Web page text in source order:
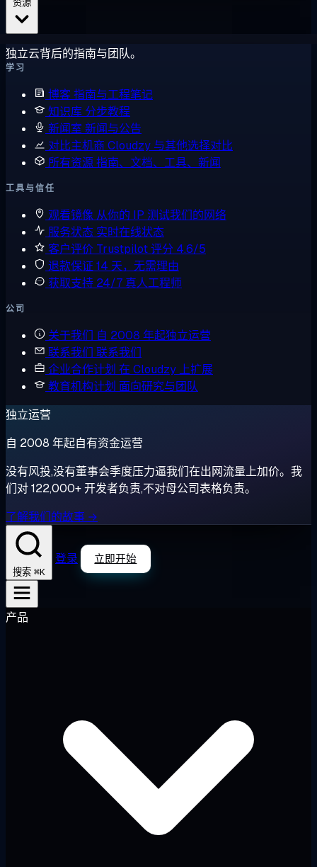
独立云背后的指南与团队。
学习
博客指南与工程笔记
知识库 分步教程
新闻室 新闻与公告
对比主机商 Cloudzy 与其他选择对比
所有资源指南、文档、工具、新闻
工具与信任
观看镜像 从你的 IP 测试我们的网络
服务状态 实时在线状态
客户评价 Trustpilot 评分 4.6/5
退款保证 14 天，无需理由
获取支持 24/7 真人工程师
公司
关于我们 自 2008 年起独立运营
联系我们 联系我们
企业合作计划 在 Cloudzy 上扩展
教育机构计划 面向研究与团队
独立运营
自 2008 年起自有资金运营
没有风投,没有董事会季度压力逼我们在出网流量上加价。我
们对 122,000+ 开发者负责,不对母公司表格负责。
了解我们的故事 →
搜索 ⌘K
登录 立即开始
产品